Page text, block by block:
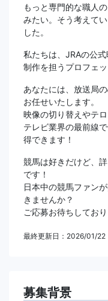
もっと専門的な職人
みたい。そう考えて
した。
私たちは、JRAの公
制作を担うプロフェッ
あなたには、放送局
お任せいたします。
映像の切り替えやテ
テレビ業界の最前線
得できます！
競馬は好きだけど、
です！
日本中の競馬ファン
きませんか？
ご応募お待ちしており
最終更新日：2026/01/22
募集背景